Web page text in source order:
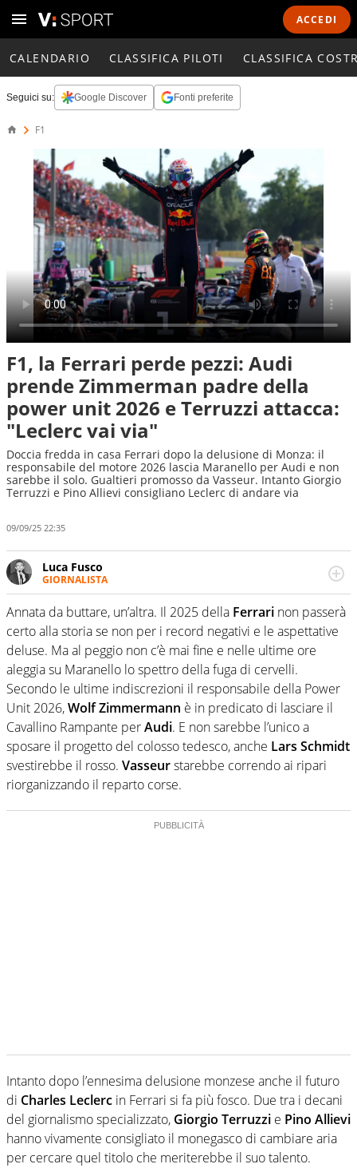
ACCEDI
CALENDARIO CLASSIFICA PILOTI CLASSIFICA
Seguici su: Google Discover Fonti preferite
F1
F1, la Ferrari perde pezzi: Audi
prende Zimmerman padre della
power unit 2026 e Terruzzi attacca:
"Leclerc vai via"
Doccia fredda in casa Ferrari dopo la delusione di Monza: il
responsabile del motore 2026 lascia Maranello per Audi e non
sarebbe il solo. Gualtieri promosso da Vasseur. Intanto Giorgio
Terruzzi e Pino Allievi consigliano Leclerc di andare via
09/09/25 22:35
Luca Fusco
GIORNALISTA
Giornalista multimediale. Quando si accendono i motori,
lui sgasa, impenna, derapa. E spesso e volentieri finisce
sul podio
Annata da buttare, un’altra. Il 2025 della Ferrari non passerà
certo alla storia se non per i record negativi e le aspettative
deluse. Ma al peggio non c’è mai fine e nelle ultime ore
aleggia su Maranello lo spettro della fuga di cervelli.
Secondo le ultime indiscrezioni il responsabile della Power
Unit 2026,Wolf Zimmermann è in predicato di lasciare il
Cavallino Rampante perAudi. E non sarebbe l’unico a
sposare il progetto del colosso tedesco, anche Lars Schmidt
svestirebbe il rosso. Vasseurstarebbe correndo ai ripari
riorganizzando il reparto corse.
Intanto dopo l’ennesima delusione monzese anche il futuro
di Charles Leclerc in Ferrari si fa più fosco. Due tra i decani
del giornalismo specializzato, Giorgio Terruzzi e Pino Allievi
hanno vivamente consigliato il monegasco di cambiare aria
per cercare quel titolo che meriterebbe il suo talento.